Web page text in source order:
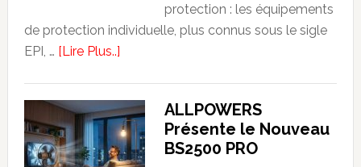
?
(Tarifs
protection : les équipements
de protection individuelle, plus connus sous le sigle
EPI, … [Lire Plus..]about
le
guide
simple
ALLPOWERS
Présente le Nouveau
BS2500 PRO